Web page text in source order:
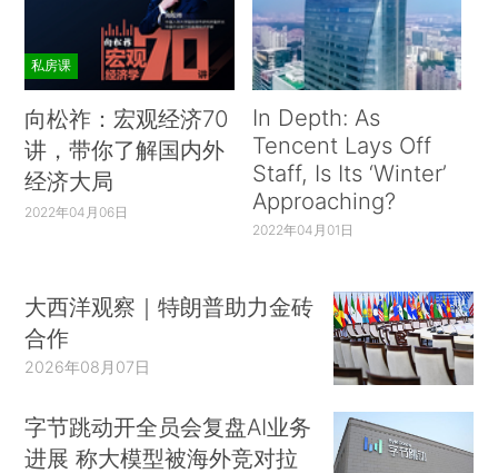
私房课
向松祚：宏观经济70
讲，带你了解国内外
经济大局
2022年04月06日
In Depth: As
Tencent Lays Off
Staff, Is Its ‘Winter’
Approaching?
2022年04月01日
大西洋观察｜特朗普助力金砖
合作
2026年08月07日
字节跳动开全员会复盘AI业务
进展 称大模型被海外竞对拉